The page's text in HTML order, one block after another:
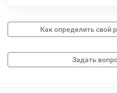
Как определить